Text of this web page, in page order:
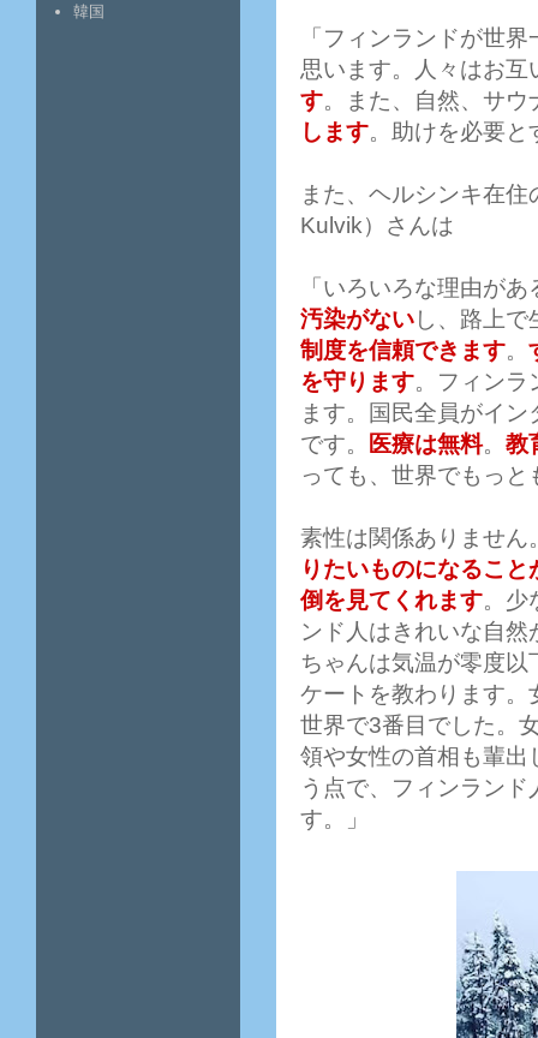
「フィンランドが世
思います。人々はお互
す。また、自然、サ
します。助けを必要と
また、ヘルシンキ在
Kulvik）さんは
「いろいろな理由が
汚染がないし、路上
制度を信頼できます。
を守ります。フィンラ
ます。国民全員がイ
です。
医療は無料。 教
っても、世界でもっ
素性は関係ありません
りたいものになること
倒を見てくれます。少
ンド人はきれいな自
ちゃんは気温が零度
ケートを教わります
世界で3番目でした。
領や女性の首相も輩出
う点で、フィンラン
す。」
韓国